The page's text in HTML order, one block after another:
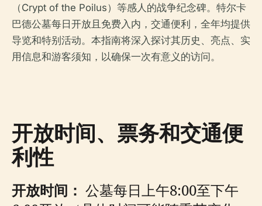
（Crypt of the Poilus）等感人的战争纪念碑。特尔卡
巴德公墓每日开放且免费入内，交通便利，全年均提供
导览和特别活动。本指南将深入探讨其历史、亮点、实
用信息和游客须知，以确保一次有意义的访问。
开放时间、票务和交通便
利性
开放时间： 公墓每日上午8:00至下午